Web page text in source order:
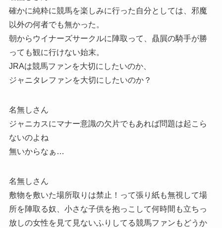
確かに純粋に競馬を楽しみに行った自分としては、邪魔
以外の何者でも無かった。
朝からウイナーズサークルに陣取って、贔屓の騎手が勝
っても観に行けない始末。
JRAは競馬ファンを大切にしたいのか、
ジャニタレファンを大切にしたいのか？
名無しさん
ジャニカスにマナー意識の欠片でもあれば問題は起こら
ないのよね
無いからなぁ…
名無しさん
敷物を敷いた場所取りは禁止！って張り紙も無視して場
所を陣取る奴、小さな子供を抱っこして何時間も立ちっ
放しの女性を見て見ないふりしてる競馬ファンもどうか